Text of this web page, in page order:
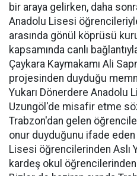
bir araya gelirken, daha
Anadolu Lisesi
arasında gönül köprüsü
kapsamında canlı
Çaykara Kaymakamı Ali
projesinden duyduğu
Yukarı Dönerdere Anadolu
Uzungöl'de misafir etme
Trabzon'dan gelen
onur duyduğunu ifade eden
Lisesi öğrencilerinden Aslı
kardeş okul